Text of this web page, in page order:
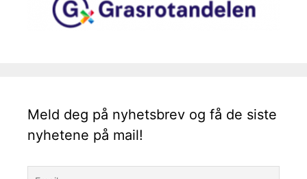
Meld deg på nyhetsbrev og få de siste
nyhetene på mail!